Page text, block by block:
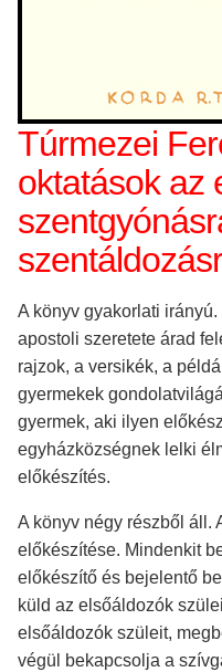
Túrmezei
oktatások az
A könyv gyakorlati
apostoli szeretete árad
rajzok, a versikék, a
gyermekek
gyermek, aki ilyen
egyházközségnek lelki
előkészítés.
A könyv négy részből áll.
előkészítése. Mindenkit
előkészítő és bejelentő
küld az elsőáldozók
elsőáldozók szüleit,
végül bekapcsolja a